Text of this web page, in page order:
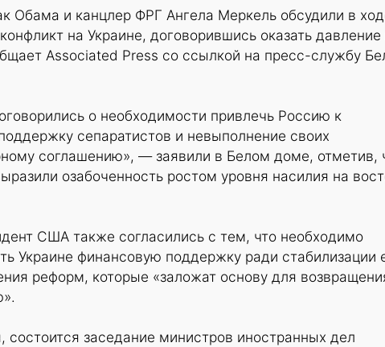
Обама и канцлер ФРГ Ангела Меркель обсудили в
на Украине, договорившись оказать давление
Associated Press со ссылкой на пресс-службу
о необходимости привлечь Россию к
сепаратистов и невыполнение своих
соглашению», — заявили в Белом доме, отметив,
озабоченность ростом уровня насилия на
США также согласились с тем, что необходимо
Украине финансовую поддержку ради стабилизации
реформ, которые «заложат основу для
состоится заседание министров иностранных дел